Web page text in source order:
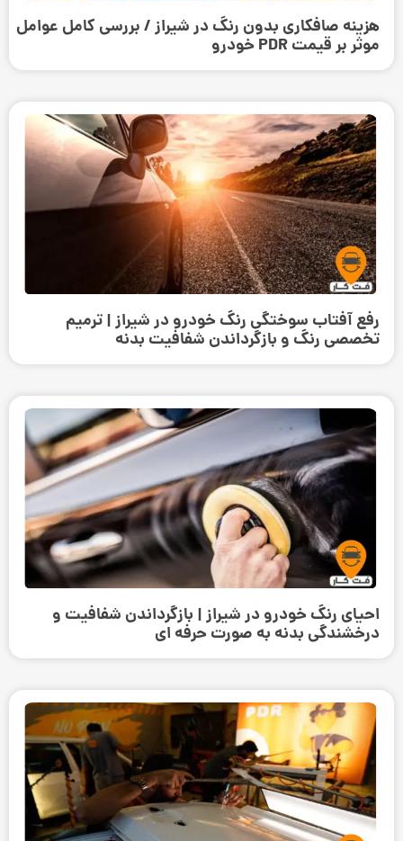
هزینه صافکاری بدون رنگ در شیراز / بررسی کامل عوامل
موثر بر قیمت PDR خودرو
رفع آفتاب سوختگی رنگ خودرو در شیراز | ترمیم
تخصصی رنگ و بازگرداندن شفافیت بدنه
احیای رنگ خودرو در شیراز | بازگرداندن شفافیت و
درخشندگی بدنه به صورت حرفه‌ ای